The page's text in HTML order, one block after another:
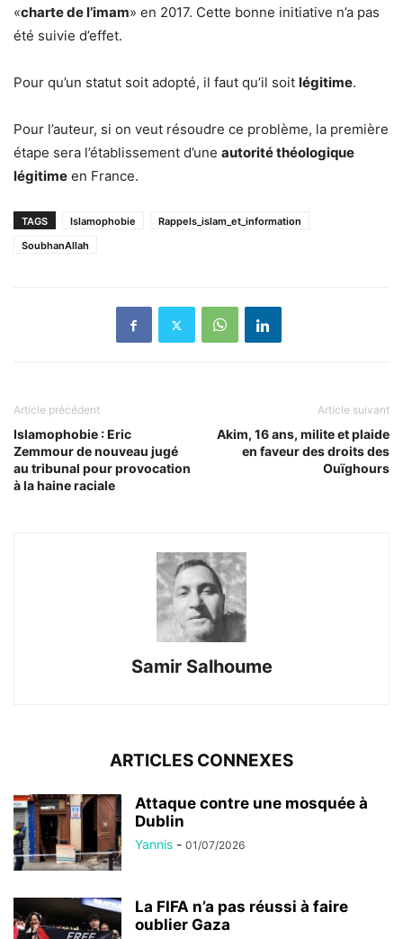
«charte de l’imam» en 2017. Cette bonne initiative n’a pas
été suivie d’effet.
Pour qu’un statut soit adopté, il faut qu’il soit légitime.
Pour l’auteur, si on veut résoudre ce problème, la première
étape sera l’établissement d’une autorité théologique
légitime en France.
TAGS Islamophobie
Rappels_islam_et_information
SoubhanAllah
Article précédent
Islamophobie : Eric
Zemmour de nouveau jugé
au tribunal pour provocation
à la haine raciale
Article suivant
Akim, 16 ans, milite et plaide
en faveur des droits des
Ouïghours
Samir Salhoume
ARTICLES CONNEXES
Attaque contre une mosquée à
Dublin
Yannis - 01/07/2026
La FIFA n’a pas réussi à faire
oublier Gaza